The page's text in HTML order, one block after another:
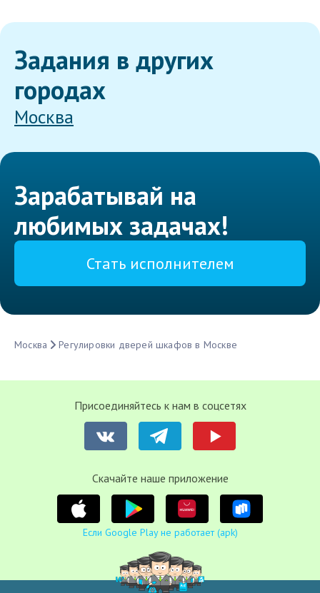
Задания в других
городах
Москва
Зарабатывай на
любимых задачах!
Стать исполнителем
Москва Регулировки дверей шкафов в Москве
Присоединяйтесь к нам в соцсетях
Cкачайте наше приложение
Если Google Play не работает (apk)